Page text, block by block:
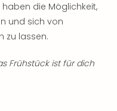
die Möglichkeit,
und sich von
zu lassen.
Frühstück ist für dich